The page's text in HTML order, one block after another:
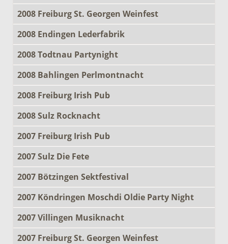
2008 Freiburg St. Georgen Weinfest
2008 Endingen Lederfabrik
2008 Todtnau Partynight
2008 Bahlingen Perlmontnacht
2008 Freiburg Irish Pub
2008 Sulz Rocknacht
2007 Freiburg Irish Pub
2007 Sulz Die Fete
2007 Bötzingen Sektfestival
2007 Köndringen Moschdi Oldie Party Night
2007 Villingen Musiknacht
2007 Freiburg St. Georgen Weinfest